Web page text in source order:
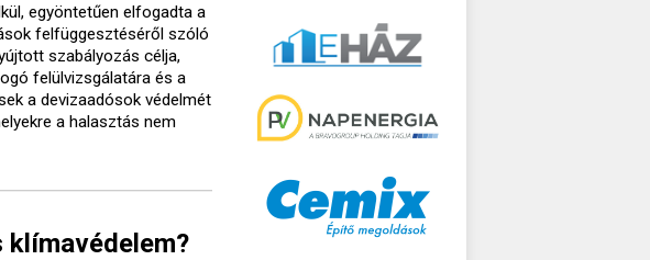
egyöntetűen elfogadta a
felfüggesztéséről szóló
szabályozás célja,
felülvizsgálatára és a
a devizaadósok védelmét
a halasztás nem